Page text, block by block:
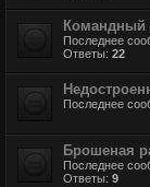
Командный
Последнее
Ответы: 22
Последнее
Брошеная
Последнее
Ответы: 9